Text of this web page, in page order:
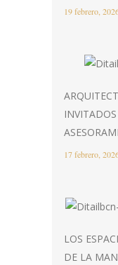
19 febrero,
17 febrero,
LOS
DE LA